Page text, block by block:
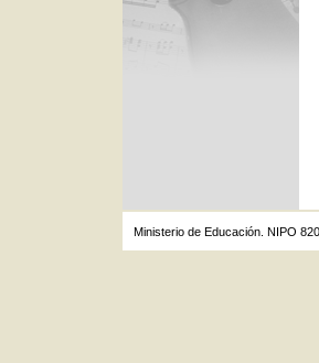
Ministerio de Educación. NIPO